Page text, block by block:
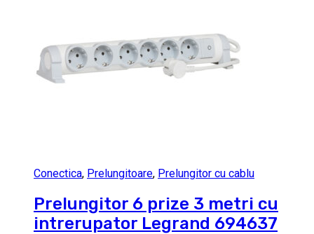
Conectica, Prelungitoare, Prelungitor cu cablu
Prelungitor 6 prize 3 metri cu
intrerupator Legrand 694637